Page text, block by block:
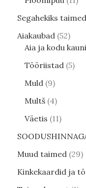
Segahekiks taimed
Aiakaubad 52
Aia ja kodu
Tööriistad 5
Muld 9
Multš 4
Väetis 11
Muud taimed 29
Kinkekaardid ja